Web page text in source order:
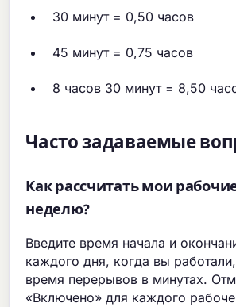
30 минут = 0,50 часов
45 минут = 0,75 часов
8 часов 30 минут = 8,50
Часто задаваемые
Как рассчитать мои
неделю?
Введите время начала и
каждого дня, когда вы
время перерывов в минутах.
«Включено» для каждого